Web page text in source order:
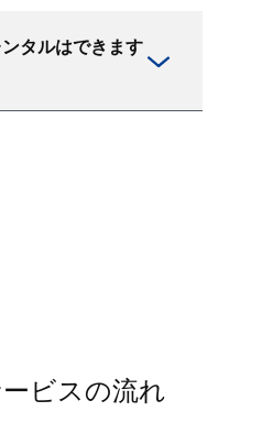
タルはできます
ビスの流れ